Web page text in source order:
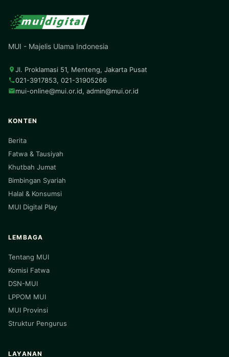
MUI - Majelis Ulama Indonesia
Jl. Proklamasi 51, Menteng, Jakarta Pusat
021-3917853, 021-31905266
mui-online@mui.or.id, admin@mui.or.id
KONTEN
Berita
Fatwa & Tausiyah
Khutbah Jumat
Bimbingan Syariah
Halal & Konsumsi
MUI Digital Play
LEMBAGA
Tentang MUI
Komisi Fatwa
DSN-MUI
LPPOM MUI
MUI Provinsi
Struktur Pengurus
LAYANAN